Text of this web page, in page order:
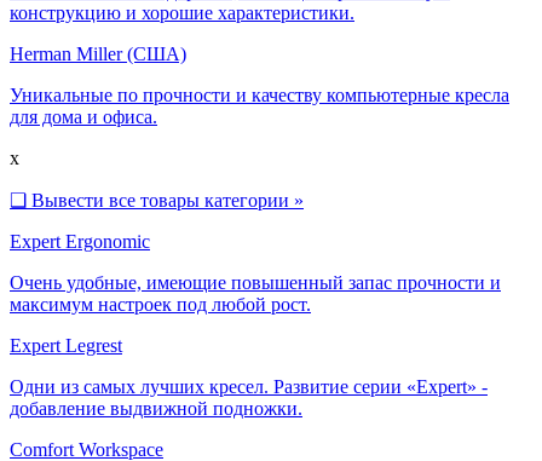
конструкцию и хорошие характеристики.
Herman Miller (США)
Уникальные по прочности и качеству компьютерные кресла
для дома и офиса.
x
❑ Вывести все товары категории »
Expert Ergonomic
Очень удобные, имеющие повышенный запас прочности и
максимум настроек под любой рост.
Expert Legrest
Одни из самых лучших кресел. Развитие серии «Expert» -
добавление выдвижной подножки.
Comfort Workspace